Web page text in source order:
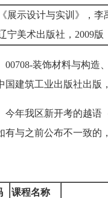
《展示设计与实训》，李
宁美术出版社，2009版
装饰材料与构造、
国建筑工业出版社出版
我区新开考的越语（
有与之前公布不一致的
课程名称